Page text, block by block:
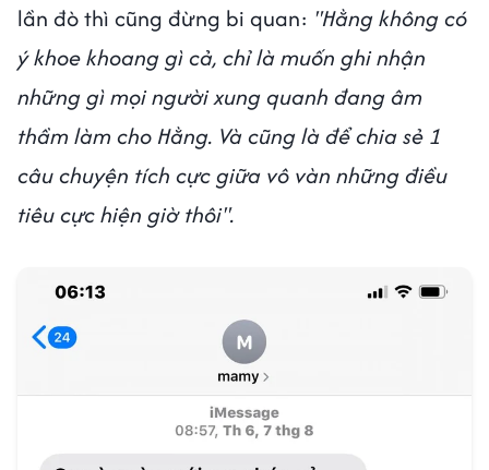
lần đò thì cũng đừng bi quan: "Hằng không có
ý khoe khoang gì cả, chỉ là muốn ghi nhận
những gì mọi người xung quanh đang âm
thầm làm cho Hằng. Và cũng là để chia sẻ 1
câu chuyện tích cực giữa vô vàn những điều
tiêu cực hiện giờ thôi".